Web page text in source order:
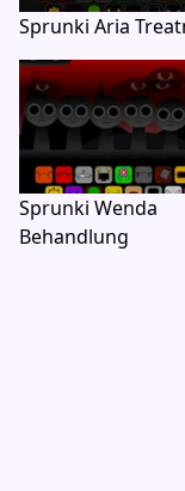
Sprunki Aria
Sprunki Wenda
Behandlung